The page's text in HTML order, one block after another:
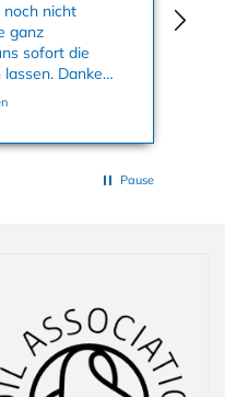
noch nicht
ganz
sofort die
Danke
Viele Grüße, Bettina
Pause